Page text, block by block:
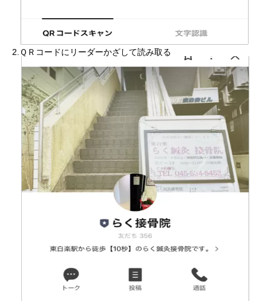
2.ＱＲコードにリーダーかざして読み取る